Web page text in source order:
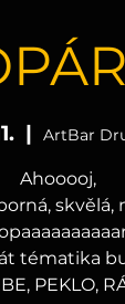
  |
ArtBar
Ahooooj,
skvělá,
tématika
PEKLO,